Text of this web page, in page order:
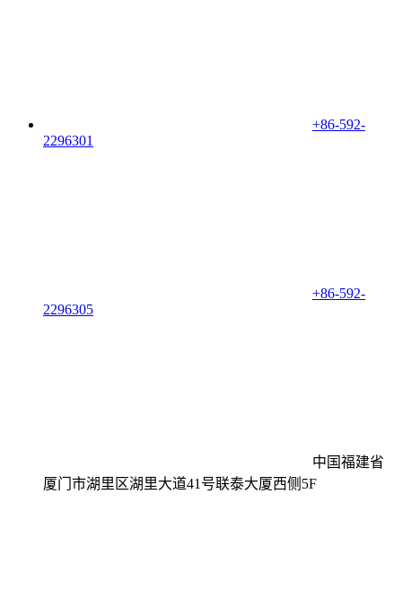
+86-592-
2296301
+86-592-
2296305
中国福建省
厦门市湖里区湖里大道41号联泰大厦西侧5F